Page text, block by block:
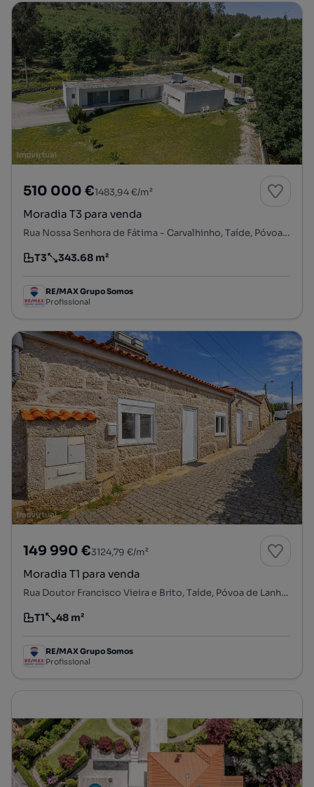
510 000 €1483,94 €/m²
Moradia T3 para venda
Rua Nossa Senhora de Fátima - Carvalhinho, Taíde, Póvoa de Lanhoso, Braga
Tipologia
T3
Preço por metro quadrado
343.68 m²
RE/MAX Grupo Somos
Profissional
149 990 €3124,79 €/m²
Moradia T1 para venda
Rua Doutor Francisco Vieira e Brito, Taíde, Póvoa de Lanhoso, Braga
Tipologia
T1
Preço por metro quadrado
48 m²
RE/MAX Grupo Somos
Profissional